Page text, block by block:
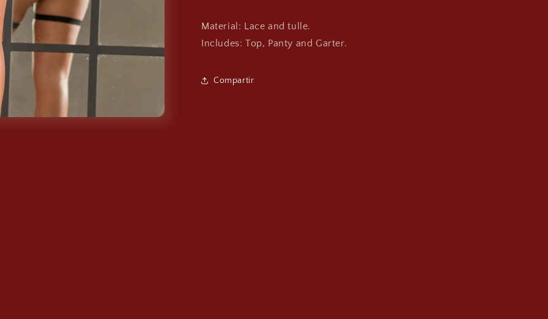
Material: Lace and tulle.
Includes: Top, Panty and Garter.
Compartir